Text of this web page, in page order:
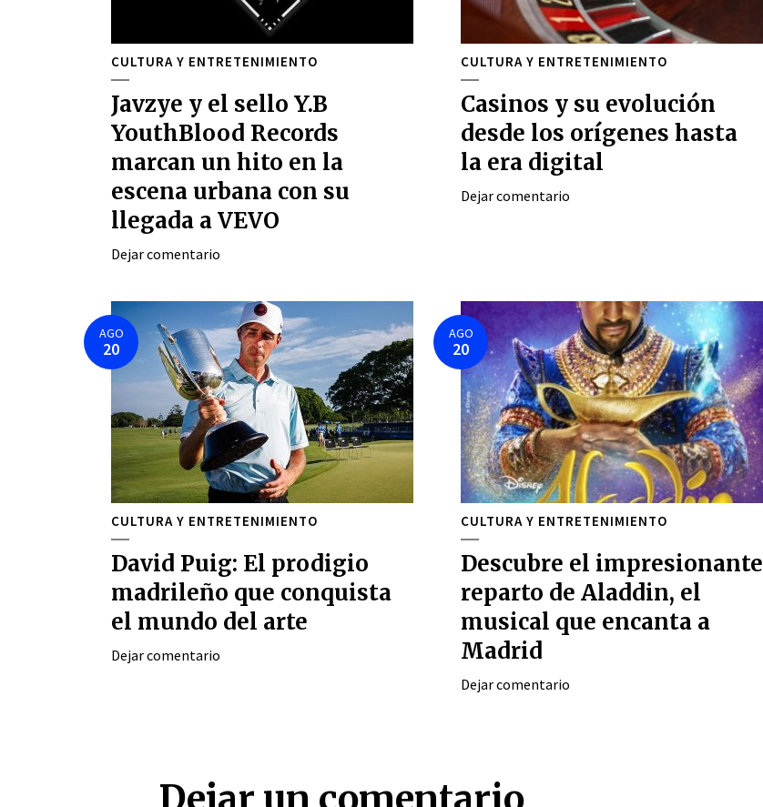
CULTURA Y ENTRETENIMIENTO
Javzye y el sello Y.B
YouthBlood Records
marcan un hito en la
escena urbana con su
llegada a VEVO
Dejar comentario
CULTURA Y ENTRETENIMIENTO
Casinos y su evolución
desde los orígenes hasta
la era digital
Dejar comentario
AGO
20
CULTURA Y ENTRETENIMIENTO
David Puig: El prodigio
madrileño que conquista
el mundo del arte
Dejar comentario
AGO
20
CULTURA Y ENTRETENIMIENTO
Descubre el impresionante
reparto de Aladdin, el
musical que encanta a
Madrid
Dejar comentario